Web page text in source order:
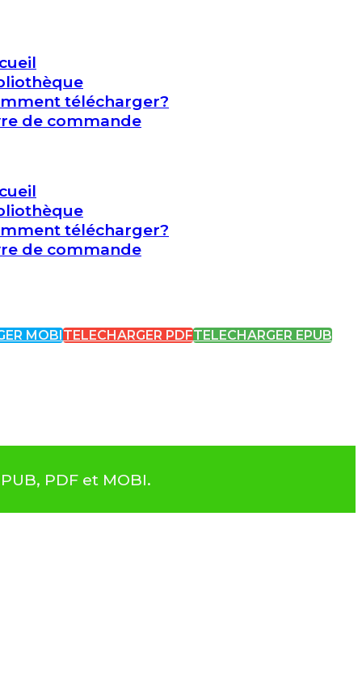
télécharger?
de commande
télécharger?
de commande
MOBITELECHARGER PDFTELECHARGER EPUB
PDF et MOBI.